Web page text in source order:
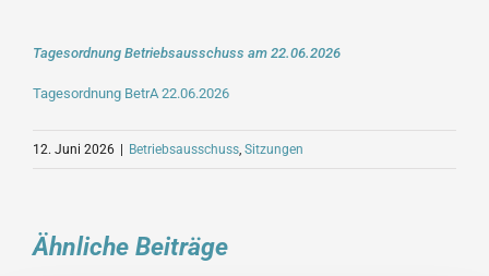
Tagesordnung Betriebsausschuss am 22.06.2026
Tagesordnung BetrA 22.06.2026
12. Juni 2026 | Betriebsausschuss Sitzungen
Ähnliche Beiträge